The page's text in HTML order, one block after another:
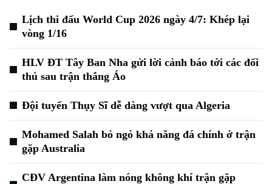
Xu hướng
Lịch thi đấu World Cup 2026 ngày 4/7: Khép lại
vòng 1/16
HLV ĐT Tây Ban Nha gửi lời cảnh báo tới các đối
thủ sau trận thắng Áo
Đội tuyển Thụy Sĩ dễ dàng vượt qua Algeria
Mohamed Salah bỏ ngỏ khả năng đá chính ở trận
gặp Australia
CĐV Argentina làm nóng không khí trận gặp